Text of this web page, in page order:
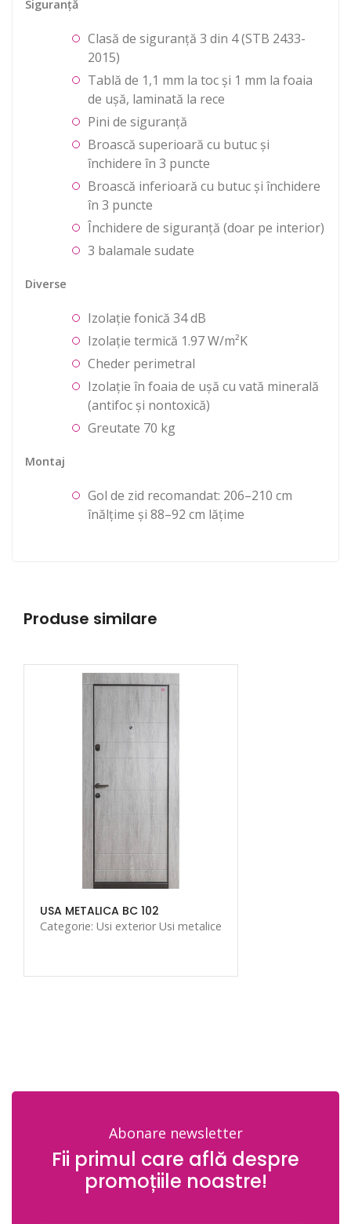
Siguranță
Clasă de siguranță 3 din 4 (STB 2433-
2015)
Tablă de 1,1 mm la toc și 1 mm la foaia
de ușă, laminată la rece
Pini de siguranță
Broască superioară cu butuc și
închidere în 3 puncte
Broască inferioară cu butuc și închidere
în 3 puncte
Închidere de siguranță (doar pe interior)
3 balamale sudate
Diverse
Izolație fonică 34 dB
Izolație termică 1.97 W/m²K
Cheder perimetral
Izolație în foaia de ușă cu vată minerală
(antifoc și nontoxică)
Greutate 70 kg
Montaj
Gol de zid recomandat: 206–210 cm
înălțime și 88–92 cm lățime
Produse similare
USA METALICA BC 102
Categorie: Usi exterior Usi metalice
Abonare newsletter
Fii primul care află despre
promoțiile noastre!